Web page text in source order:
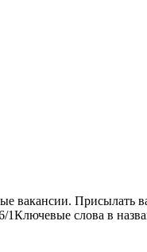
вакансии. Присылать
1Ключевые слова в